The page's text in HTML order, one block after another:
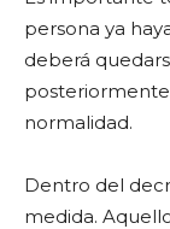
persona ya
deberá
normalidad.
Dentro del
medida.